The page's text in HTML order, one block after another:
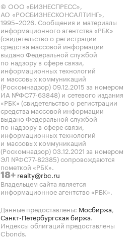
© ООО «БИЗНЕСПРЕСС»,
АО «РОСБИЗНЕСКОНСАЛТИНГ»,
1995–2026. Сообщения и материалы
информационного агентства «РБК»
(свидетельство о регистрации
средства массовой информации
выдано Федеральной службой
по надзору в сфере связи,
информационных технологий
и массовых коммуникаций
(Роскомнадзор) 09.12.2015 за номером
ИА №ФС77-63848) и сетевого издания
«РБК» (свидетельство о регистрации
средства массовой информации
выдано Федеральной службой
по надзору в сфере связи,
информационных технологий
и массовых коммуникаций
(Роскомнадзор) 03.12.2021 за номером
ЭЛ №ФС77-82385) сопровождаются
пометкой «РБК».
18+ realty@rbc.ru
Владельцем сайта является
информационное агентство «РБК».
Данные предоставлены: Мосбиржа,
Санкт-Петербургская биржа.
Индексы облигаций предоставлены
Cbonds.